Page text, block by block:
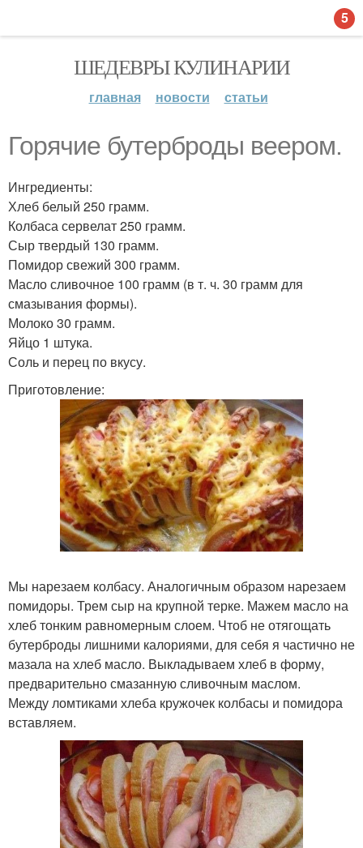
ШЕДЕВРЫ КУЛИНАРИИ
главная новости статьи
Горячие бутерброды веером.
Ингредиенты:
Хлеб белый 250 грамм.
Колбаса сервелат 250 грамм.
Сыр твердый 130 грамм.
Помидор свежий 300 грамм.
Масло сливочное 100 грамм (в т. ч. 30 грамм для
смазывания формы).
Молоко 30 грамм.
Яйцо 1 штука.
Соль и перец по вкусу.
Приготовление:
Мы нарезаем колбасу. Аналогичным образом нарезаем
помидоры. Трем сыр на крупной терке. Мажем масло на
хлеб тонким равномерным слоем. Чтоб не отягощать
бутерброды лишними калориями, для себя я частично не
мазала на хлеб масло. Выкладываем хлеб в форму,
предварительно смазанную сливочным маслом.
Между ломтиками хлеба кружочек колбасы и помидора
вставляем.
5